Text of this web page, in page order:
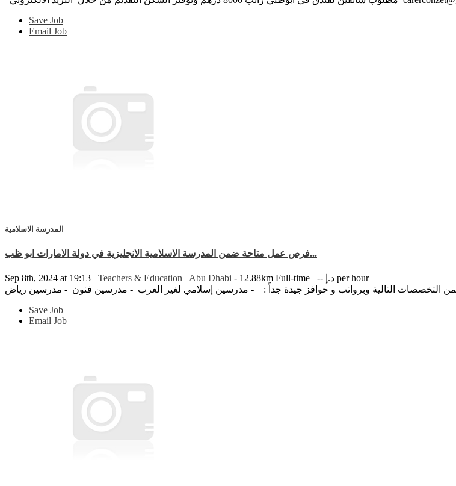
Save Job
Email Job
المدرسة الاسلامية
فرص عمل متاحة ضمن المدرسة الاسلامية الانجليزية في دولة الامارات ابو ظب...
Sep 8th, 2024 at 19:13 Teachers & Education Abu Dhabi - 12.88km Full-time
-- د.إ per hour
Save Job
Email Job